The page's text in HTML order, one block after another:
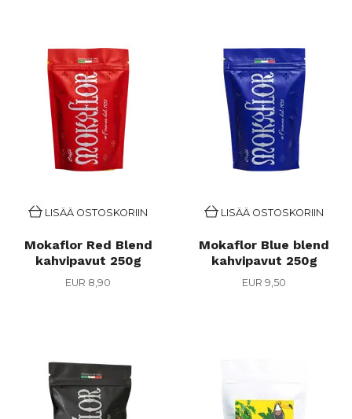
LISÄÄ OSTOSKORIIN
Mokaflor Red Blend
kahvipavut 250g
EUR 8,90
LISÄÄ OSTOSKORIIN
Mokaflor Blue blend
kahvipavut 250g
EUR 9,50